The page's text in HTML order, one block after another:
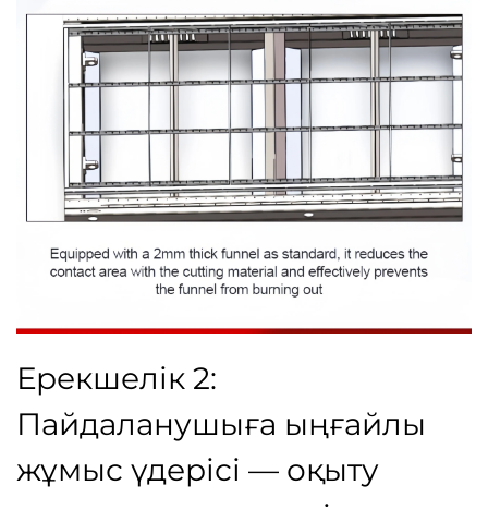
Ерекшелік 2:
Пайдаланушыға ыңғайлы
жұмыс үдерісі — оқыту